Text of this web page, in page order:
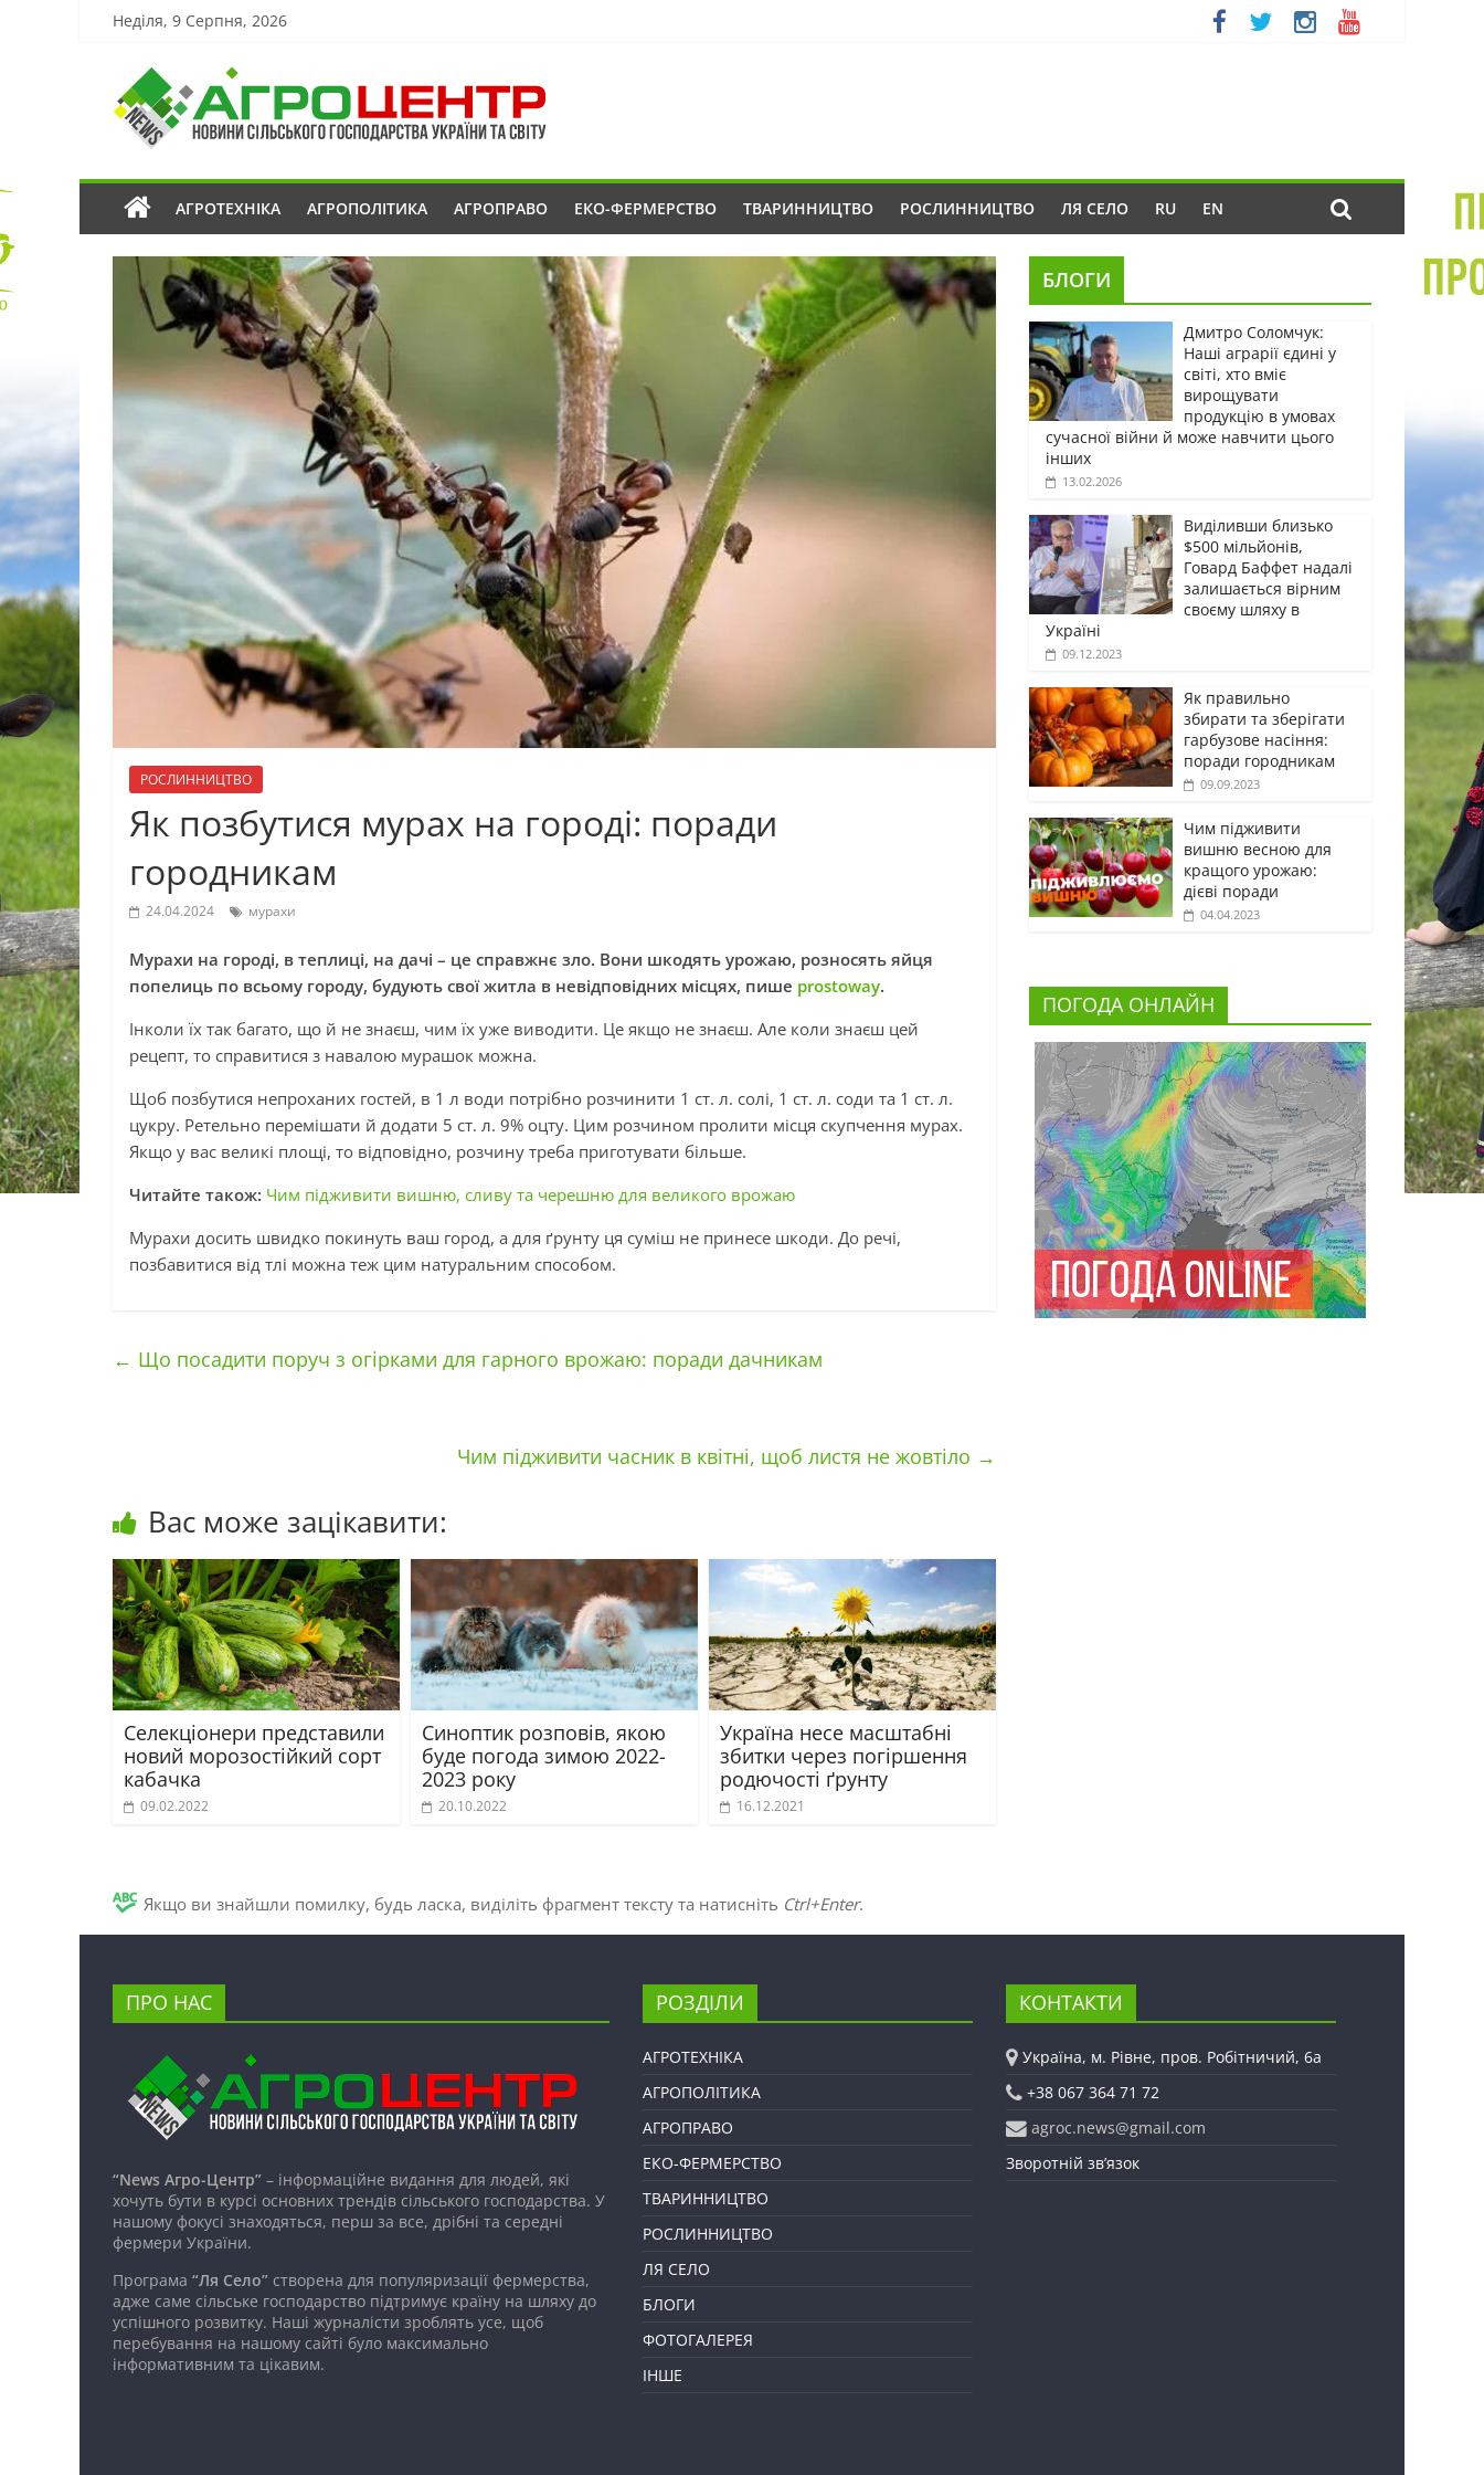
Неділя, 9 Серпня, 2026
АГРОТЕХНІКА АГРОПОЛІТИКА АГРОПРАВО ЕКО-ФЕРМЕРСТВО ТВАРИННИЦТВО РОСЛИННИЦТВО ЛЯ СЕЛО RU EN
РОСЛИННИЦТВО
Як позбутися мурах на городі: поради
городникам
24.04.2024 мурахи
Мурахи на городі, в теплиці, на дачі – це справжнє зло. Вони шкодять урожаю, розносять яйця
попелиць по всьому городу, будують свої житла в невідповідних місцях, пише prostoway.
Інколи їх так багато, що й не знаєш, чим їх уже виводити. Це якщо не знаєш. Але коли знаєш цей
рецепт, то справитися з навалою мурашок можна.
Щоб позбутися непроханих гостей, в 1 л води потрібно розчинити 1 ст. л. солі, 1 ст. л. соди та 1 ст. л.
цукру. Ретельно перемішати й додати 5 ст. л. 9% оцту. Цим розчином пролити місця скупчення мурах.
Якщо у вас великі площі, то відповідно, розчину треба приготувати більше.
Читайте також: Чим підживити вишню, сливу та черешню для великого врожаю
Мурахи досить швидко покинуть ваш город, а для ґрунту ця суміш не принесе шкоди. До речі,
позбавитися від тлі можна теж цим натуральним способом.
← Що посадити поруч з огірками для гарного врожаю: поради дачникам
Чим підживити часник в квітні, щоб листя не жовтіло →
Вас може зацікавити:
Селекціонери представили
новий морозостійкий сорт
кабачка
09.02.2022
Синоптик розповів, якою
буде погода зимою 2022-
2023 року
20.10.2022
Україна несе масштабні
збитки через погіршення
родючості ґрунту
16.12.2021
БЛОГИ
Дмитро Соломчук:
Наші аграрії єдині у
світі, хто вміє
вирощувати
продукцію в умовах
сучасної війни й може навчити цього
інших
13.02.2026
Виділивши близько
$500 мільйонів,
Говард Баффет надалі
залишається вірним
своєму шляху в
Україні
09.12.2023
Як правильно
збирати та зберігати
гарбузове насіння:
поради городникам
09.09.2023
Чим підживити
вишню весною для
кращого урожаю:
дієві поради
04.04.2023
ПОГОДА ОНЛАЙН
Якщо ви знайшли помилку, будь ласка, виділіть фрагмент тексту та натисніть Ctrl+Enter.
ПРО НАС
“News Агро-Центр” – інформаційне видання для людей, які
хочуть бути в курсі основних трендів сільського господарства. У
нашому фокусі знаходяться, перш за все, дрібні та середні
фермери України.
Програма “Ля Село” створена для популяризації фермерства,
адже саме сільське господарство підтримує країну на шляху до
успішного розвитку. Наші журналісти зроблять усе, щоб
перебування на нашому сайті було максимально
інформативним та цікавим.
РОЗДІЛИ
АГРОТЕХНІКА
АГРОПОЛІТИКА
АГРОПРАВО
ЕКО-ФЕРМЕРСТВО
ТВАРИННИЦТВО
РОСЛИННИЦТВО
ЛЯ СЕЛО
БЛОГИ
ФОТОГАЛЕРЕЯ
ІНШЕ
КОНТАКТИ
Україна, м. Рівне, пров. Робітничий, 6а
+38 067 364 71 72
agroc.news@gmail.com
Зворотній зв’язок